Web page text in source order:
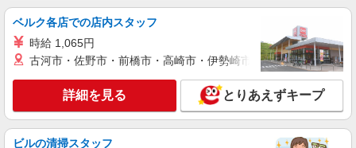
護助手/週3〜OK
時給1550円〜2312円 ＜交通費全支給(ガソリ
東京都北区上十条
キープ 詳細を見る
ベルク各店での店内スタッフ
時給 1,065円
古河市・佐野市・前橋市・高崎市・伊勢崎市・太田市・館林市
詳細を見る とりあえずキープ
ビルの清掃スタッフ